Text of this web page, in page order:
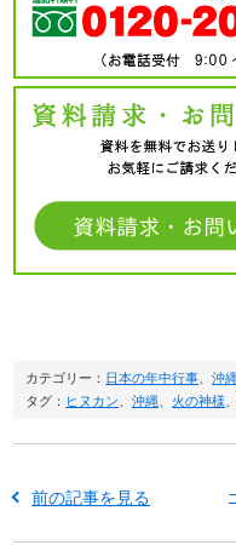
カテゴリー： 日本の年中行事 、沖
タグ： ヒヌカン 、沖縄 火の神様
前の記事を見る